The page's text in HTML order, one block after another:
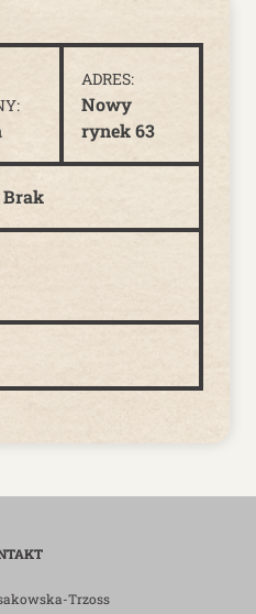
ADRES:
Nowy
rynek 63
Brak
Trzoss